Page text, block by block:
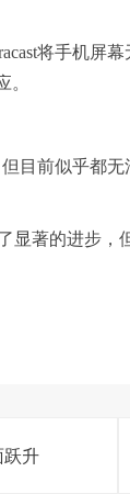
将手机屏
。
似乎都无
著的进步，
跃升